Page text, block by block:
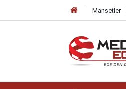
Manşetler